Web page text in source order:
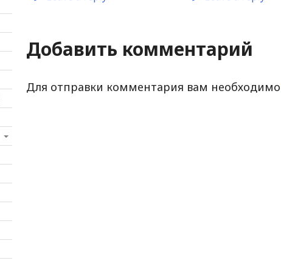
Добавить комментарий
Для отправки комментария вам необходимо